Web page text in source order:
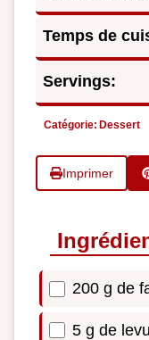
Temps de
Servings:
Catégorie: Dessert
Imprimer
200 g de
5 g de